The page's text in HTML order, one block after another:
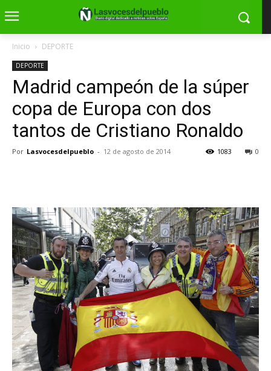
Inicio DEPORTE
DEPORTE
Madrid campeón de la súper
copa de Europa con dos
tantos de Cristiano Ronaldo
Por Lasvocesdelpueblo - 12 de agosto de 2014 0
1083